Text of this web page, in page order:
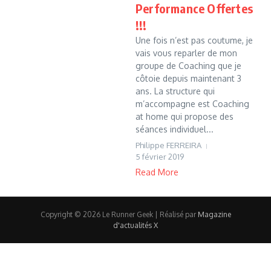
Performance Offertes
!!!
Une fois n’est pas coutume, je
vais vous reparler de mon
groupe de Coaching que je
côtoie depuis maintenant 3
ans. La structure qui
m’accompagne est Coaching
at home qui propose des
séances individuel...
Philippe FERREIRA
5 février 2019
Read More
Copyright © 2026 Le Runner Geek | Réalisé par Magazine
d'actualités X